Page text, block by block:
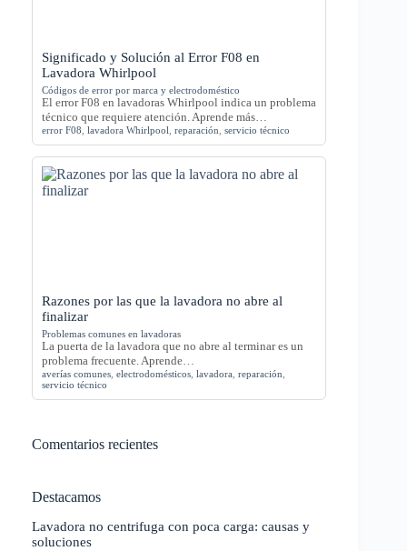
Significado y Solución al Error F08 en
Lavadora Whirlpool
Códigos de error por marca y electrodoméstico
El error F08 en lavadoras Whirlpool indica un problema
técnico que requiere atención. Aprende más…
error F08 lavadora Whirlpool reparación servicio técnico
Razones por las que la lavadora no abre al
finalizar
Problemas comunes en lavadoras
La puerta de la lavadora que no abre al terminar es un
problema frecuente. Aprende…
averías comunes electrodomésticos lavadora reparación
servicio técnico
Comentarios recientes
Destacamos
Lavadora no centrifuga con poca carga: causas y
soluciones